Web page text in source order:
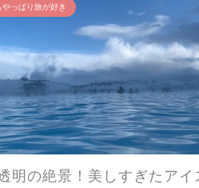
やっぱり旅が好き
明の絶景！美しすぎたアイ